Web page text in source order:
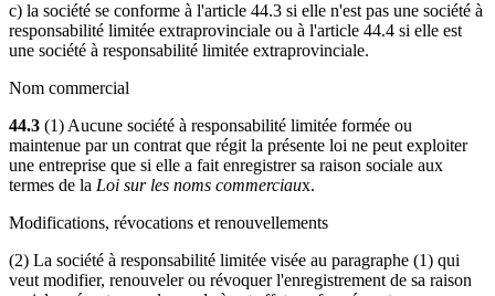
c) la société se conforme à l'article 44.3 si elle n'est pas une société à
responsabilité limitée extraprovinciale ou à l'article 44.4 si elle est
une société à responsabilité limitée extraprovinciale.
Nom commercial
44.3 (1) Aucune société à responsabilité limitée formée ou
maintenue par un contrat que régit la présente loi ne peut exploiter
une entreprise que si elle a fait enregistrer sa raison sociale aux
termes de la Loi sur les noms commerciaux.
Modifications, révocations et renouvellements
(2) La société à responsabilité limitée visée au paragraphe (1) qui
veut modifier, renouveler ou révoquer l'enregistrement de sa raison